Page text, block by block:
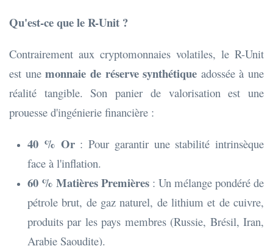
Qu'est-ce que le R-Unit ?
Contrairement aux cryptomonnaies volatiles, le R-Unit
est unemonnaie de réserve synthétique adossée à une
réalité tangible. Son panier de valorisation est une
prouesse d'ingénierie financière :
40 % Or: Pour garantir une stabilité intrinsèque
face à l'inflation.
60 % Matières Premières : Un mélange pondéré de
pétrole brut, de gaz naturel, de lithium et de cuivre,
produits par les pays membres (Russie, Brésil, Iran,
Arabie Saoudite).